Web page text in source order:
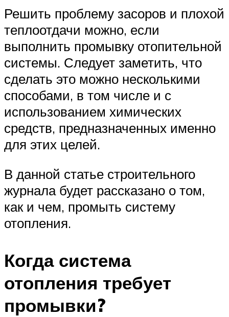
Решить проблему засоров и плохой
теплоотдачи можно, если
выполнить промывку отопительной
системы. Следует заметить, что
сделать это можно несколькими
способами, в том числе и с
использованием химических
средств, предназначенных именно
для этих целей.
В данной статье строительного
журнала будет рассказано о том,
как и чем, промыть систему
отопления.
Когда система
отопления требует
промывки?